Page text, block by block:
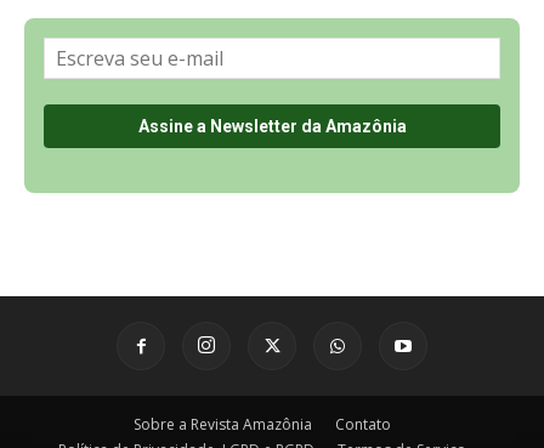
Política de Privacidade, LGPD e RGPD
Últimas Notícias
🌎 Español
©